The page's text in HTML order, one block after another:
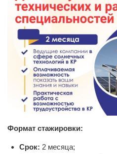
Формат стажировки:
Срок: 2 месяца;